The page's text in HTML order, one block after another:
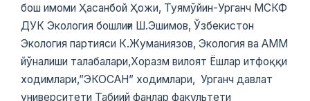
бош имоми Ҳасанбой Ҳожи, Туямўйин-Урганч МСКФ
ДУК Экология бошлиғи Ш.Эшимов, Ўзбекистон
Экология партияси К.Жуманиязов, Экология ва АММ
йўналиши талабалари,Хоразм вилоят Ёшлар итфоққи
ходимлари,”ЭКОСАН” ходимлари, Урганч давлат
университети Табиий фанлар факультети